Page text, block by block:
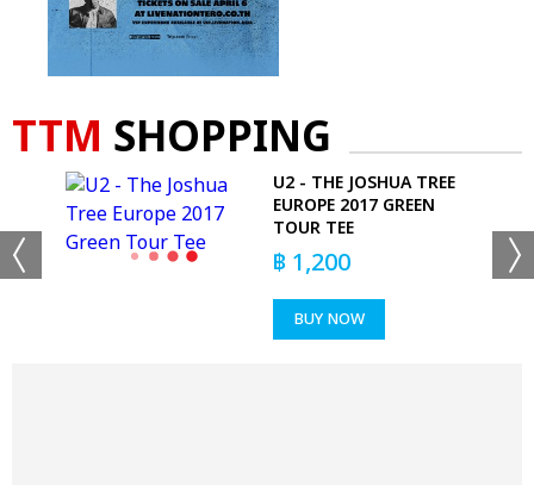
TTM SHOPPING
U2 - THE JOSHUA TREE
EUROPE 2017 GREEN
TOUR TEE
฿ 1,200
BUY NOW